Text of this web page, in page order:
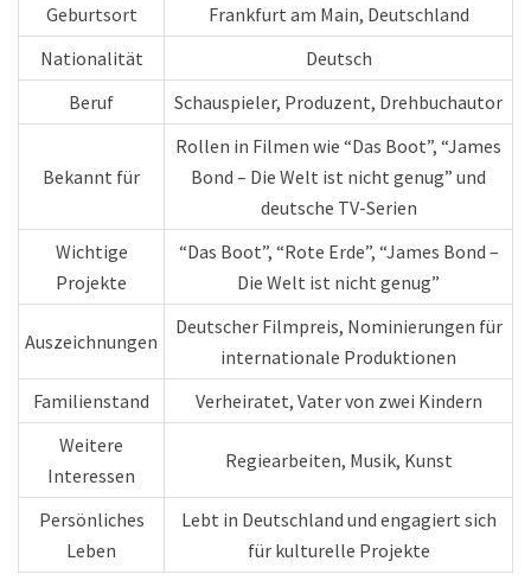
Geburtsort
Frankfurt am Main, Deutschland
Nationalität
Deutsch
Beruf
Schauspieler, Produzent, Drehbuchautor
Bekannt für
Rollen in Filmen wie “Das Boot”, “James
Bond – Die Welt ist nicht genug” und
deutsche TV-Serien
Wichtige
Projekte
“Das Boot”, “Rote Erde”, “James Bond –
Die Welt ist nicht genug”
Auszeichnungen
Deutscher Filmpreis, Nominierungen für
internationale Produktionen
Familienstand
Verheiratet, Vater von zwei Kindern
Weitere
Interessen
Regiearbeiten, Musik, Kunst
Persönliches
Leben
Lebt in Deutschland und engagiert sich
für kulturelle Projekte